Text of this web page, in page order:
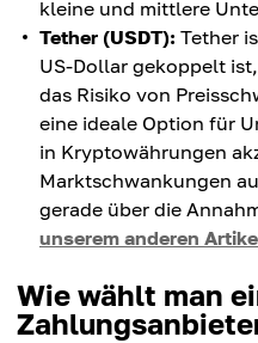
kleine und mittlere
Tether (USDT): Tether
US-Dollar gekoppelt
das Risiko von
eine ideale Option für
in Kryptowährungen
Marktschwankungen
gerade über die
unserem anderen
Wie wählt man